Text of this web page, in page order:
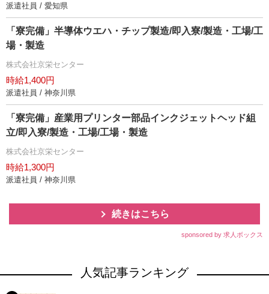
派遣社員 / 愛知県
「寮完備」半導体ウエハ・チップ製造/即入寮/製造・工場/工
場・製造
株式会社京栄センター
時給1,400円
派遣社員 / 神奈川県
「寮完備」産業用プリンター部品インクジェットヘッド組
立/即入寮/製造・工場/工場・製造
株式会社京栄センター
時給1,300円
派遣社員 / 神奈川県
続きはこちら
sponsored by 求人ボックス
人気記事ランキング